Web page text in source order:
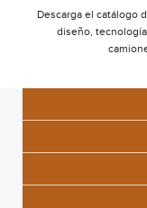
Descarga el catálogo
diseño,